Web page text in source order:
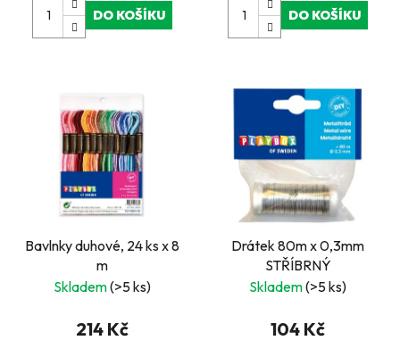
DO KOŠÍKU DO KOŠÍKU
Bavlnky duhové, 24 ks x 8
m
Skladem(>5 ks)
214 Kč
Drátek 80m x 0,3mm
STŘÍBRNÝ
Skladem(>5 ks)
104 Kč